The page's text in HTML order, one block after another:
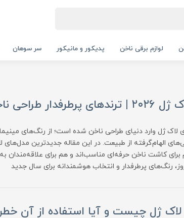
لوازم برقی ناخن پدیکور و مانیکور سر سوهان
ناخن امسال
ترندهای لاک ژل وارد دنیای طراحی ناخن شده است؛ از رنگ‌های
کاشت ناخن حرفه‌ای مناسب‌اند و هم برای علاقه‌مندان
رنگ‌های پرطرفدار و انتخاب هوشمندانه برای سال جدید